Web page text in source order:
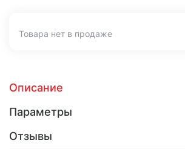
Товара нет в продаже
Описание
Параметры
Отзывы